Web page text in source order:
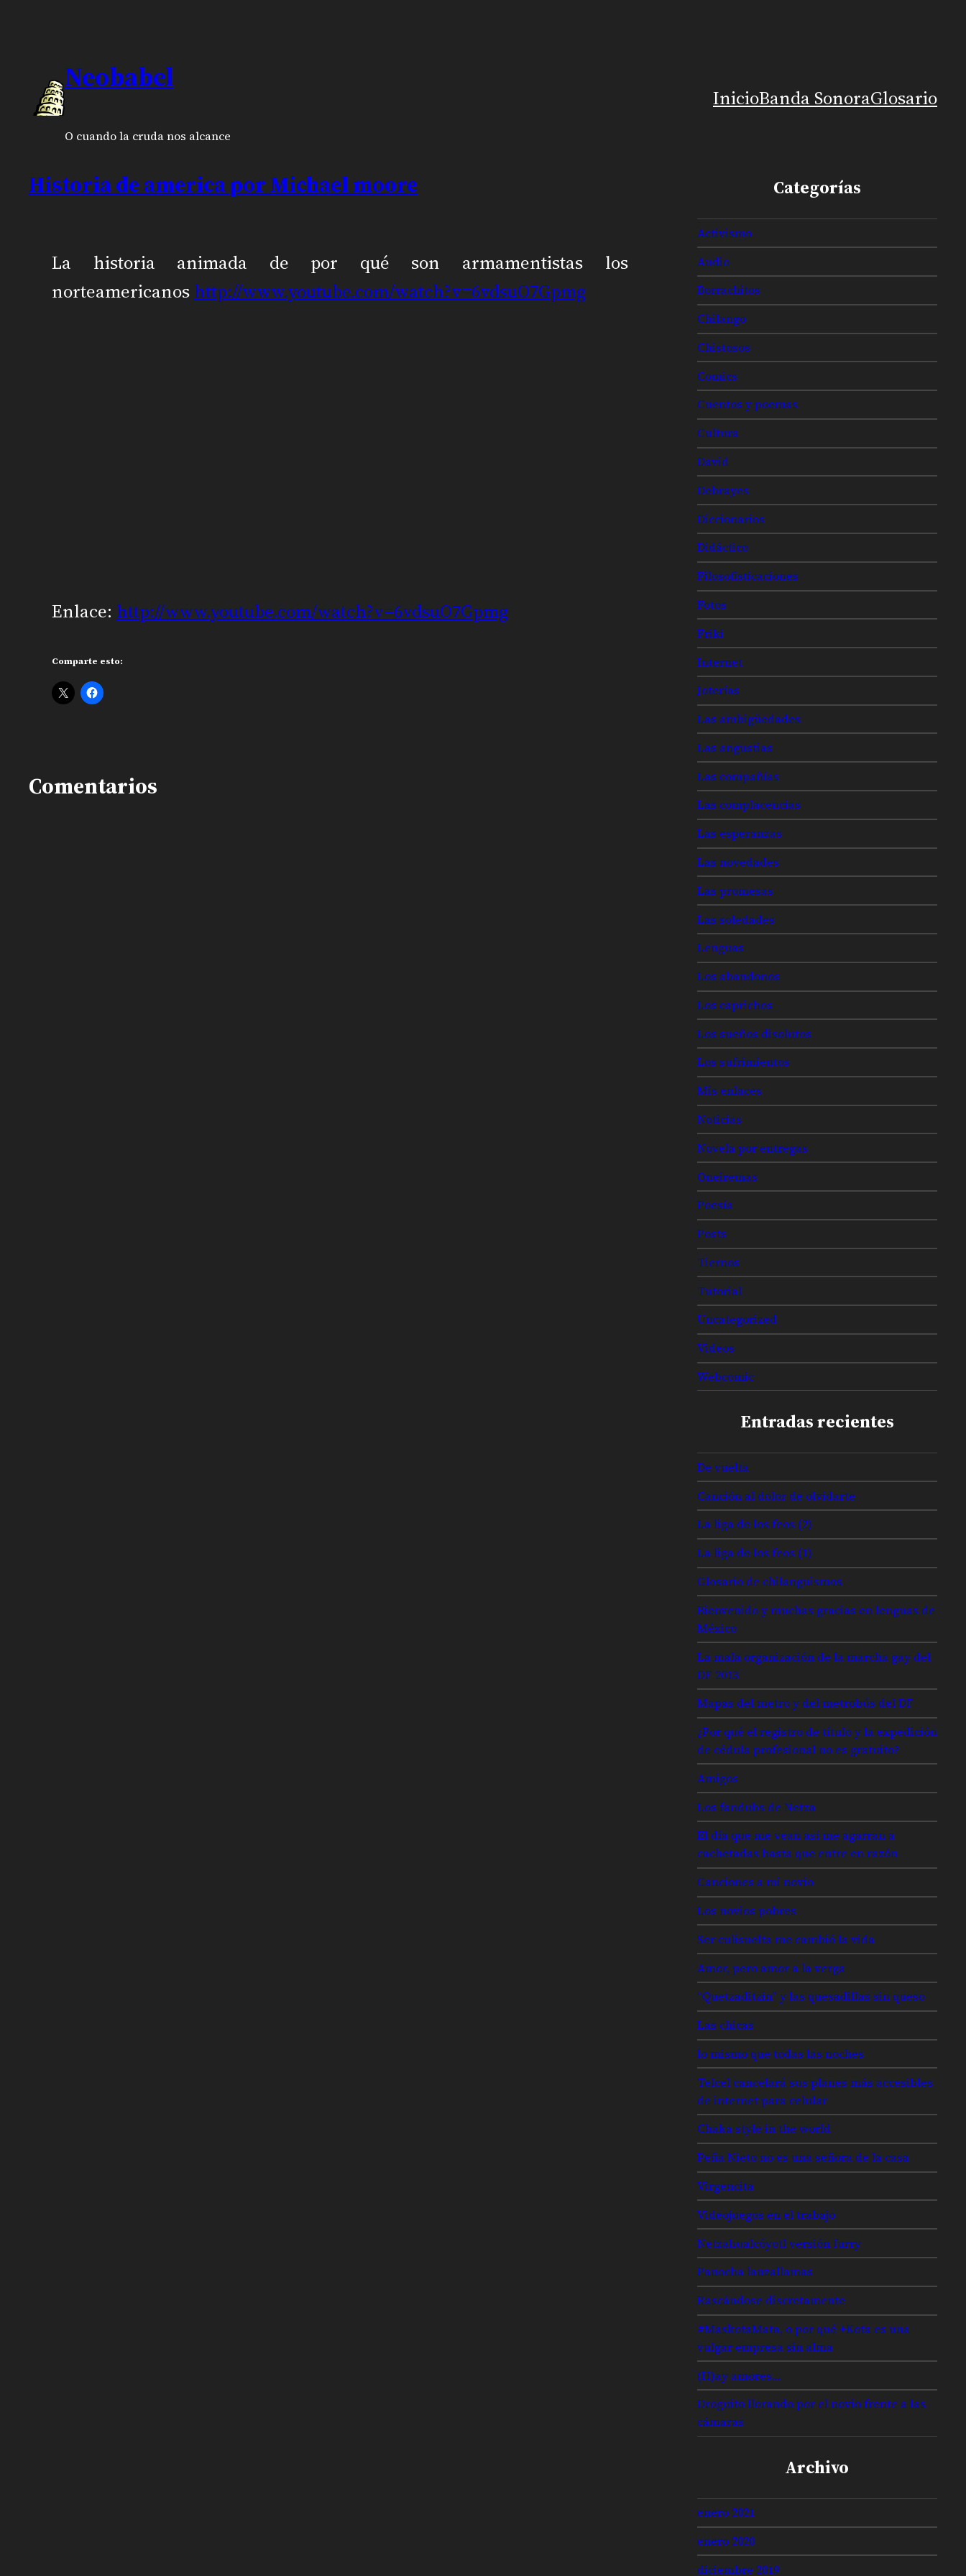
Neobabel
O cuando la cruda nos alcance
InicioBanda SonoraGlosario
Historia de america por Michael moore
La historia animada de por qué son armamentistas los
norteamericanos http://www.youtube.com/watch?v=6vdsuO7Gpmg
Enlace: http://www.youtube.com/watch?v=6vdsuO7Gpmg
Comparte esto:
Comentarios
Categorías
Activismo
Audio
Borrachitos
Chilango
Chistosos
Comics
Cuentos y poemas
Cultura
David
Debrayes
Diccionarios
Didáctico
Filosofisticaciones
Fotos
Friki
Internet
Joterías
Las ambigüedades
Las angustias
Las compañías
Las complacencias
Las esperanzas
Las novedades
Las promesas
Las soledades
Lenguas
Los abandonos
Los caprichos
Los sueños disolutos
Los sufrimientos
Mis enlaces
Noticias
Novela por entregas
Oneiremas
Poesía
Posts
Tiernos
Tutorial
Uncategorized
Videos
Webcomic
Entradas recientes
De vuelta
Canción al dolor de olvidarte
La liga de los feos (2)
La liga de los feos (1)
Glosario de chilanguismos
Bienvenido y muchas gracias en lenguas de
México
La mala organización de la marcha gay del
DF 2013
Mapas del metro y del metrobús del DF
¿Por qué el registro de título y la expedición
de cédula profesional no es gratuito?
Amigos
Los fandubs de Netza
El día que me vean así me agarran a
cachetadas hasta que entre en razón
Canciones a mi novio
Los novios pobres
Ser culisuelta me cambió la vida
Amor, pero amor a la verga
“Quetzaditzin” y las quesadillas sin queso
Las chicas
lo mismo que todas las noches
Telcel cancelará sus planes más accesibles
de internet para celular
Chaka style in the world
Peña Nieto no es una señora de la casa
Virgencita
Videojuegos en el trabajo
Netzahualcóyotl versión furry
Panocha lanzallamas
Rascándose discretamente
#MaskotaMata, o por qué +Kota es una
vulgar empresa sin alma
(H)ay amores…
Droguito llorando por el novio frente a las
cámaras
Archivo
enero 2021
enero 2020
diciembre 2019